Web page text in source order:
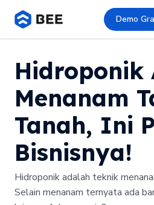
Demo
Hidroponik
Menanam
Tanah, Ini
Bisnisnya!
Hidroponik adalah teknik
Selain menanam ternyata ada